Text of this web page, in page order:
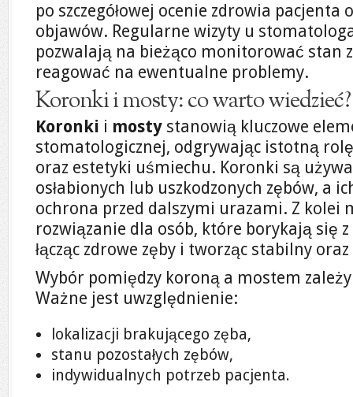
po szczegółowej ocenie zdrowia pacjenta
objawów. Regularne wizyty u
pozwalają na bieżąco monitorować stan
reagować na ewentualne problemy.
Koronki i mosty: co warto wiedzieć?
Koronki i mosty stanowią kluczowe
stomatologicznej, odgrywając istotną
oraz estetyki uśmiechu. Koronki są
osłabionych lub uszkodzonych zębów, a
ochrona przed dalszymi urazami. Z kolei
rozwiązanie dla osób, które borykają się
łącząc zdrowe zęby i tworząc stabilny
Wybór pomiędzy koroną a mostem
Ważne jest uwzględnienie:
lokalizacji brakującego zęba,
stanu pozostałych zębów,
indywidualnych potrzeb pacjenta.